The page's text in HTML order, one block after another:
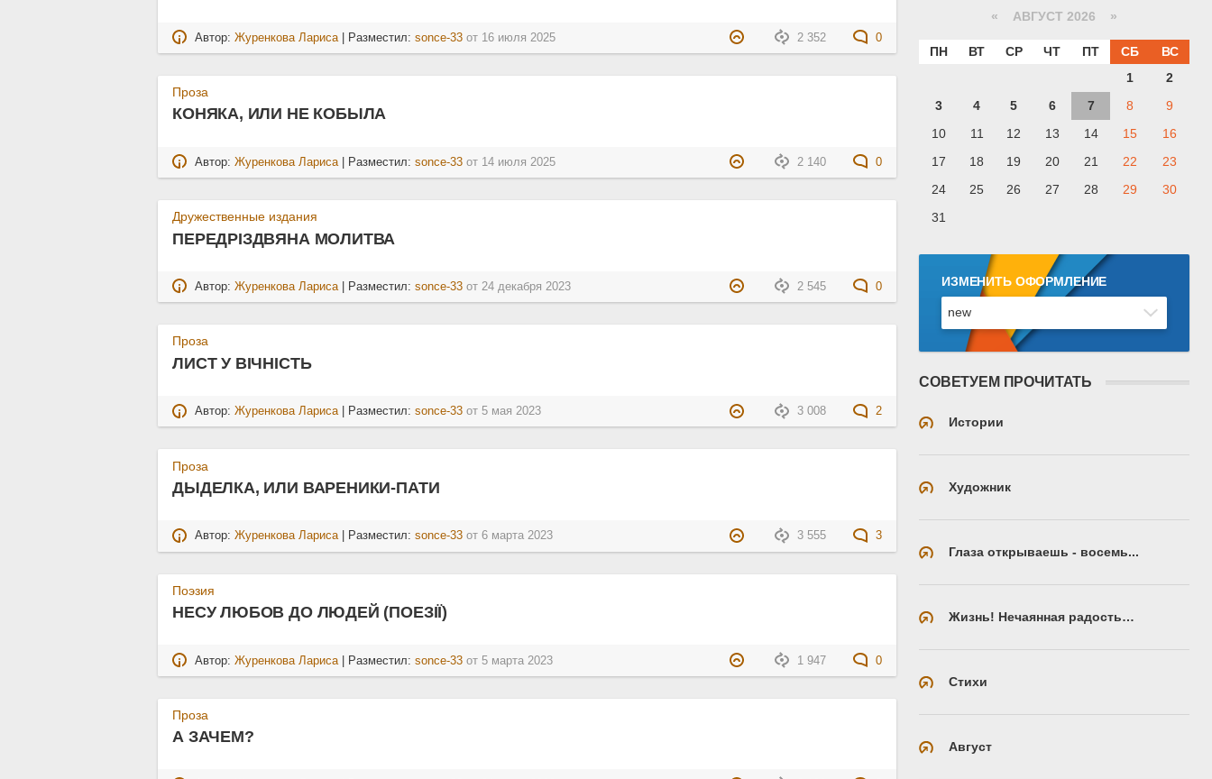
2 352 0
Автор:Журенкова Лариса | Разместил:sonce-33 от 16 июля 2025
Проза
КОНЯКА, ИЛИ НЕ КОБЫЛА
2 140 0
Автор:Журенкова Лариса| Разместил:sonce-33 от 14 июля 2025
Дружественные издания
ПЕРЕДРІЗДВЯНА МОЛИТВА
2 545 0
Автор:Журенкова Лариса| Разместил:sonce-33 от24 декабря 2023
Проза
ЛИСТ У ВІЧНІСТЬ
3 008 2
Автор:Журенкова Лариса| Разместил:sonce-33 от5 мая 2023
Проза
ДЫДЕЛКА, ИЛИ ВАРЕНИКИ-ПАТИ
3 555 3
Автор:Журенкова Лариса| Разместил:sonce-33 от6 марта 2023
Поэзия
НЕСУ ЛЮБОВ ДО ЛЮДЕЙ (ПОЕЗІЇ)
1 947 0
Автор:Журенкова Лариса | Разместил:sonce-33 от5 марта 2023
Проза
А ЗАЧЕМ?
« АВГУСТ 2026 »
ПН ВТ СР ЧТ ПТ СБ
ВС
1
2
3
4 5 6 7 8
9
10
11 12 13 14 15
16
17
18 19 20 21 22
23
24
25 26 27 28 29
30
31
ИЗМЕНИТЬ ОФОРМЛЕНИЕ
СОВЕТУЕМ ПРОЧИТАТЬ
Истории
Художник
Глаза открываешь - восемь...
Жизнь! Нечаянная радость…
Стихи
Август